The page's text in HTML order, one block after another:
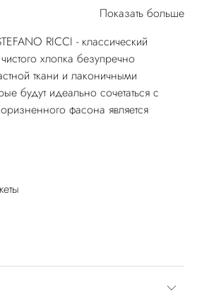
Показать больше
RICCI - классический
хлопка безупречно
ткани и лаконичными
будут идеально сочетаться с
фасона является